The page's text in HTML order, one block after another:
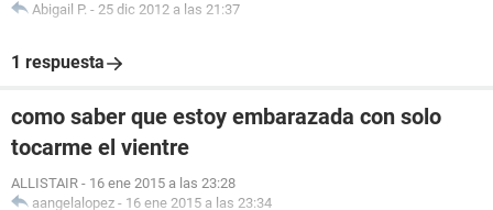
Abigail P. - 25 dic 2012 a las 21:37
1 respuesta
como saber que estoy embarazada con solo
tocarme el vientre
ALLISTAIR - 16 ene 2015 a las 23:28
aangelalopez - 16 ene 2015 a las 23:34